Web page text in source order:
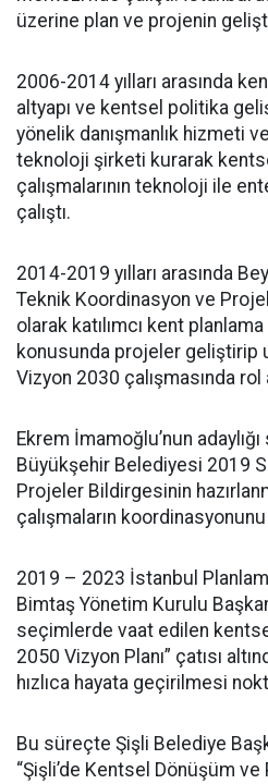
üzerine plan ve projenin
2006-2014 yılları arasında
altyapı ve kentsel politika
yönelik danışmanlık hizmeti
teknoloji şirketi kurarak
çalışmalarının teknoloji ile
çalıştı.
2014-2019 yılları arasında
Teknik Koordinasyon ve
olarak katılımcı kent planlama
konusunda projeler geliştirip
Vizyon 2030 çalışmasında rol
Ekrem İmamoğlu’nun
Büyükşehir Belediyesi 2019
Projeler Bildirgesinin
çalışmaların
2019 – 2023 İstanbul
Bimtaş Yönetim Kurulu
seçimlerde vaat edilen
2050 Vizyon Planı” çatısı
hızlıca hayata geçirilmesi
Bu süreçte Şişli Belediye
“Şişli’de Kentsel Dönüşüm ve